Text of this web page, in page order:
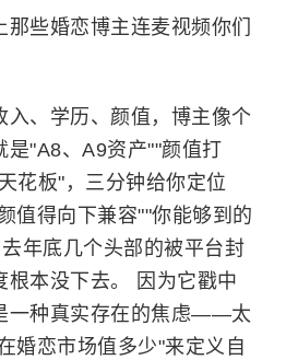
些婚恋博主连麦视频你们
入、学历、颜值，博主像个
是"A8、A9资产""颜值打
花板"，三分钟给你定位
值得向下兼容""你能够到的
年底几个头部的被平台封
根本没下去。 因为它戳中
一种真实存在的焦虑——太
婚恋市场值多少"来定义自